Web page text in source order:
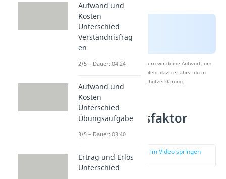
Nach Beantwortung speichern wir deine Antwort, um
Studyflix zu verbessern. Mehr dazu erfährst du in
Datenschutzerklärung
Kalkulationsfaktor
Formel
zur Stelle im Video springen
(00:43)
Aufwand und
Kosten
Unterschied
Verständnisfrag
en
2/5 – Dauer: 04:24
Aufwand und
Kosten
Unterschied
Übungsaufgabe
3/5 – Dauer: 03:40
Ertrag und Erlös
Unterschied